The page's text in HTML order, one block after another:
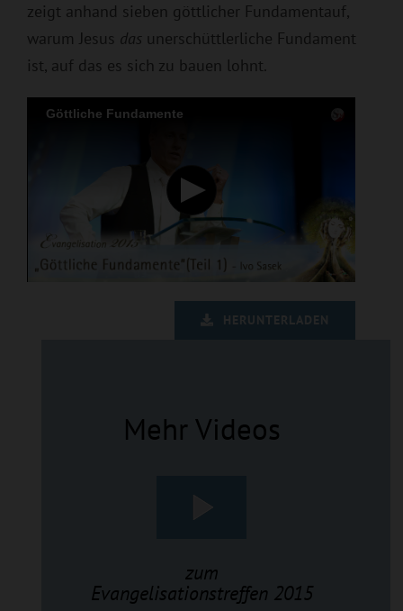
zeigt anhand sieben göttlicher Fundamentauf,
warum Jesus das unerschüttlerliche Fundament
ist, auf das es sich zu bauen lohnt.
HERUNTERLADEN
Mehr Videos
zum
Evangelisationstreffen 2015